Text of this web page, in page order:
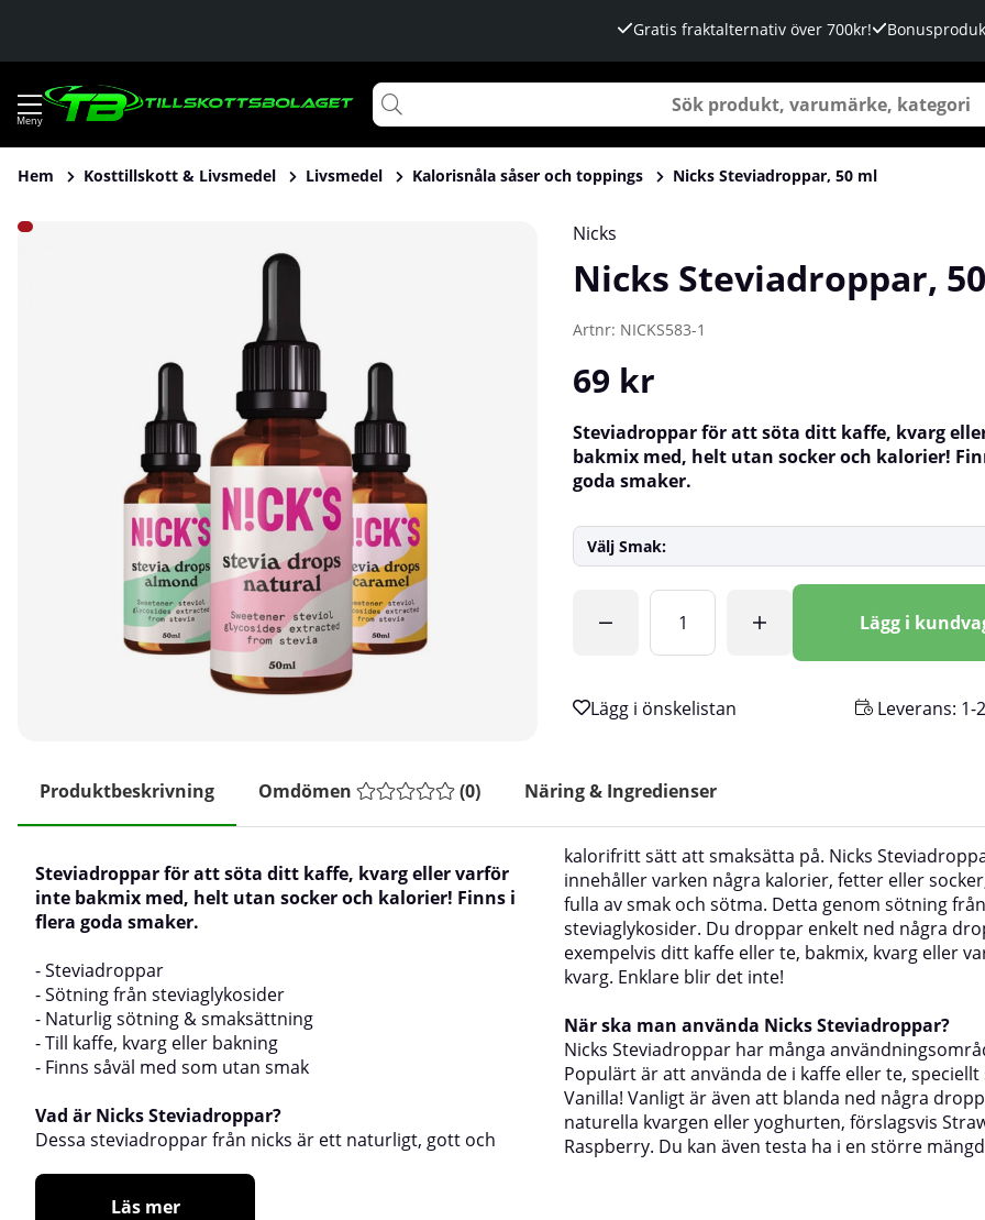
Gratis fraktalternativ över 700kr!
Hem Kosttillskott & Livsmedel Livsmedel Kalorisnåla såser och toppings Nicks Steviadroppar, 50 ml
Produktbilder Nicks Steviadroppar, 50 ml Nicks
Nicks Steviadroppar,
Artnr: NICKS583-1
69 kr
Steviadroppar för att söta ditt kaffe, kvarg
bakmix med, helt utan socker och kalorier!
goda smaker.
Välj Smak:
Lägg i
Leverans: 1-
Produktbeskrivning Omdömen (0) Näring & Ingredienser
Steviadroppar för att söta ditt kaffe, kvarg eller varför
inte bakmix med, helt utan socker och kalorier! Finns i
flera goda smaker.
- Steviadroppar
- Sötning från steviaglykosider
- Naturlig sötning & smaksättning
- Till kaffe, kvarg eller bakning
- Finns såväl med som utan smak
Vad är Nicks Steviadroppar?
Dessa steviadroppar från nicks är ett naturligt, gott och
kalorifritt sätt att smaksätta på. Nicks
innehåller varken några kalorier, fetter eller
fulla av smak och sötma. Detta genom sötning från
steviaglykosider. Du droppar enkelt ned några
exempelvis ditt kaffe eller te, bakmix, kvarg eller
kvarg. Enklare blir det inte!
När ska man använda Nicks Steviadroppar?
Nicks Steviadroppar har många
Populärt är att använda de i kaffe eller te, speciellt
Vanilla! Vanligt är även att blanda ned några
naturella kvargen eller yoghurten, förslagsvis
Raspberry. Du kan även testa ha i en större
Läs mer